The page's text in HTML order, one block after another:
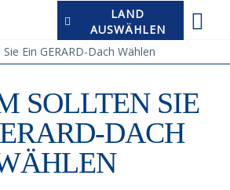
LAND
AUSWÄHLEN
Ein GERARD-Dach Wählen
SOLLTEN SIE
DACH